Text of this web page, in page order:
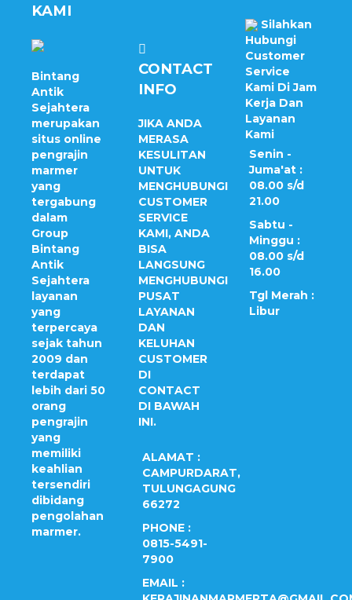
KAMI
Bintang
Antik
Sejahtera
merupakan
situs online
pengrajin
marmer
yang
tergabung
dalam
Group
Bintang
Antik
Sejahtera
layanan
yang
terpercaya
sejak tahun
2009 dan
terdapat
lebih dari 50
orang
pengrajin
yang
memiliki
keahlian
tersendiri
dibidang
pengolahan
marmer.
CONTACT
INFO
JIKA ANDA
MERASA
KESULITAN
UNTUK
MENGHUBUNGI
CUSTOMER
SERVICE
KAMI, ANDA
BISA
LANGSUNG
MENGHUBUNGI
PUSAT
LAYANAN
DAN
KELUHAN
CUSTOMER
DI
CONTACT
DI BAWAH
INI.
ALAMAT :
CAMPURDARAT,
TULUNGAGUNG
66272
PHONE :
0815-5491-
7900
EMAIL :
Silahkan
Hubungi
Customer
Service
Kami Di Jam
Kerja Dan
Layanan
Kami
Senin -
Juma'at :
08.00 s/d
21.00
Sabtu -
Minggu :
08.00 s/d
16.00
Tgl Merah :
Libur